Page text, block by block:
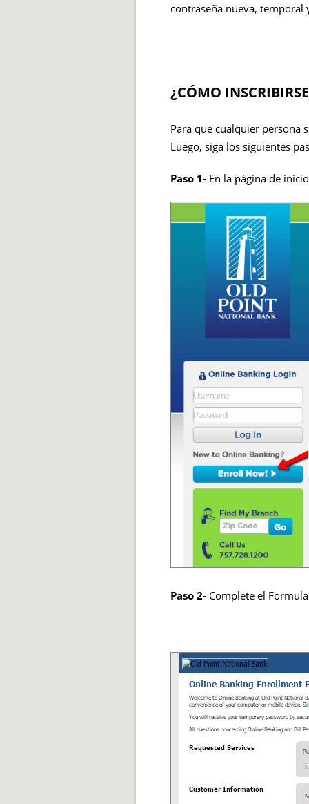
contraseña nueva, temporal
¿CÓMO
Para que cualquier persona
Luego, siga los siguientes
Paso 1- En la página de
Paso 2- Complete el